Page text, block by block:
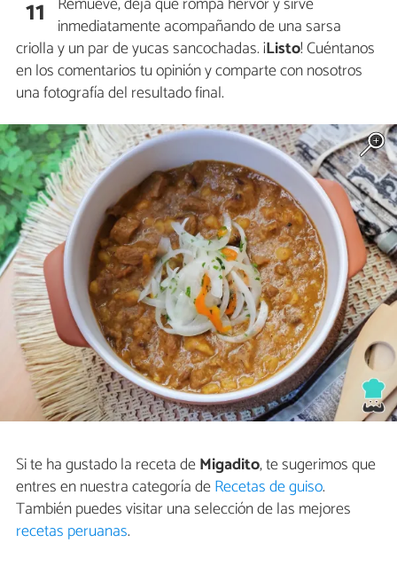
11 inmediatamente acompañando de una sarsa
criolla y un par de yucas sancochadas. ¡Listo! Cuéntanos
en los comentarios tu opinión y comparte con nosotros
una fotografía del resultado final.
Si te ha gustado la receta deMigadito, te sugerimos que
entres en nuestra categoría deRecetas de guiso.
También puedes visitar una selección de las mejores
recetas peruanas.